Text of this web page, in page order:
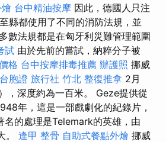
台中精油按摩 因此，德國人只注
縣都使用了不同的消防法規，並
數法規都是在匈牙利災難管理範圍
試 由於先前的嘗試，納粹分子被
格 台中按摩排毒推薦 辦護照 挪威
台胞證 旅行社 竹北 整復推拿 2月
，深度約為一百米。 Geze提供從
年，這是一部戲劇化的紀錄片，
名的處理是Telemark的英雄，由
。 逢甲 整骨 自助式餐點外燴 挪威